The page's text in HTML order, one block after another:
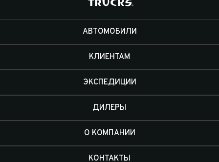
АВТОМОБИЛИ
КЛИЕНТАМ
ЭКСПЕДИЦИИ
ДИЛЕРЫ
О КОМПАНИИ
КОНТАКТЫ